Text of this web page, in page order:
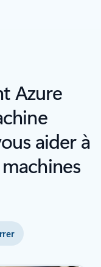
Azure
aider à